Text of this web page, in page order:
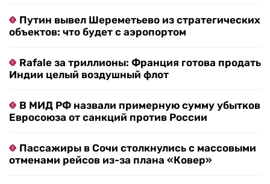
Путин вывел Шереметьево из стратегических
объектов: что будет с аэропортом
Rafale за триллионы: Франция готова продать
Индии целый воздушный флот
В МИД РФ назвали примерную сумму убытков
Евросоюза от санкций против России
Пассажиры в Сочи столкнулись с массовыми
отменами рейсов из-за плана «Ковер»